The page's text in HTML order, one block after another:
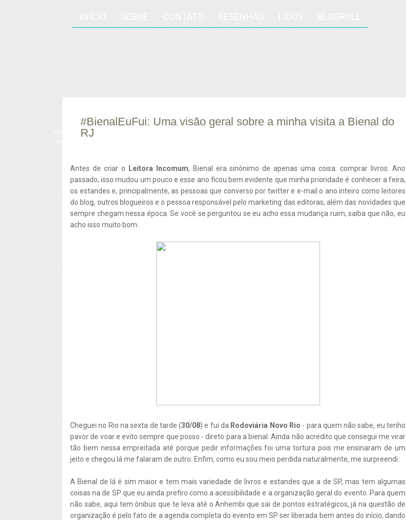
#BienalEuFui: Uma visão geral sobre a minha visita a Bienal do
RJ
Antes de criar o Leitora Incomum, Bienal era sinônimo de apenas uma coisa: comprar livros. Ano
passado, isso mudou um pouco e esse ano ficou bem evidente que minha prioridade é conhecer a feira,
os estandes e, principalmente, as pessoas que converso por twitter e e-mail o ano inteiro como leitores
do blog, outros blogueiros e o pessoa responsável pelo marketing das editoras, além das novidades que
sempre chegam nessa época. Se você se perguntou se eu acho essa mudança ruim, saiba que não, eu
acho isso muito bom.
Cheguei no Rio na sexta de tarde (30/08) e fui da Rodoviária Novo Rio - para quem não sabe, eu tenho
pavor de voar e evito sempre que posso - direto para a bienal. Ainda não acredito que consegui me virar
tão bem nessa empreitada até porque pedir informações foi uma tortura pois me ensinaram de um
jeito e chegou lá me falaram de outro. Enfim, como eu sou meio perdida naturalmente, me surpreendi.
A Bienal de lá é sim maior e tem mais variedade de livros e estandes que a de SP, mas tem algumas
coisas na de SP que eu ainda prefiro como a acessibilidade e a organização geral do evento. Para quem
não sabe, aqui tem ônibus que te leva até o Anhembi que sai de pontos estratégicos, já na questão de
organização é pelo fato de a agenda completa do evento em SP ser liberada bem antes do início, dando